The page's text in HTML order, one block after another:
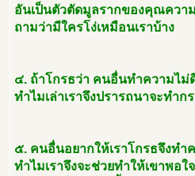
อันเป็นตัวตัดมูลรากของคุณควา
ถามว่ามีใครโง่เหมือนเราบ้าง
๔. ถ้าโกรธว่า คนอื่นทำความไม่
ทำไมเล่าเราจึงปรารถนาจะทำก
๕. คนอื่นอยากให้เราโกรธจึงทำ
ทำไมเราจึงจะช่วยทำให้เขาพอใ